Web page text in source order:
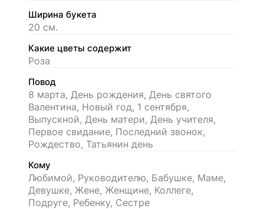
Ширина букета
20 см.
Какие цветы содержит
Роза
Повод
8 марта, День рождения, День святого
Валентина, Новый год, 1 сентября,
Выпускной, День матери, День учителя,
Первое свидание, Последний звонок,
Рождество, Татьянин день
Кому
Любимой, Руководителю, Бабушке, Маме,
Девушке, Жене, Женщине, Коллеге,
Подруге, Ребенку, Сестре